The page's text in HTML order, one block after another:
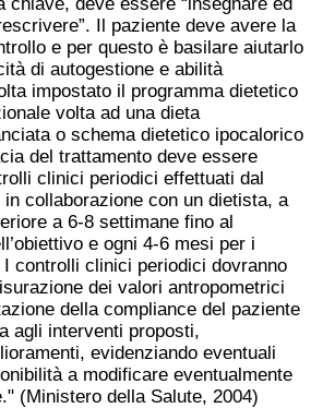
Il paziente deve avere la
e per questo è basilare aiutarlo
di autogestione e abilità
impostato il programma dietetico
volta ad una dieta
o schema dietetico ipocalorico
del trattamento deve essere
clinici periodici effettuati dal
collaborazione con un dietista, a
a 6-8 settimane fino al
e ogni 4-6 mesi per i
controlli clinici periodici dovranno
dei valori antropometrici
della compliance del paziente
agli interventi proposti,
evidenziando eventuali
a modificare eventualmente
(Ministero della Salute, 2004)